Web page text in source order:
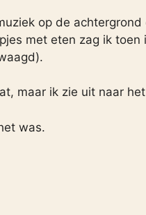
op de
met eten zag ik
maar ik zie uit naar
was.